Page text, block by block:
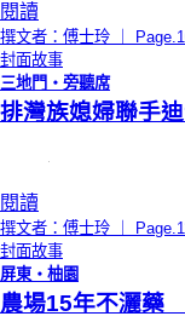
閱讀
撰文者：傅士玲 ｜
封面故事
三地門・旁聽席
排灣族媳婦聯手
閱讀
撰文者：傅士玲 ｜
封面故事
屏東・柚園
農場15年不灑藥